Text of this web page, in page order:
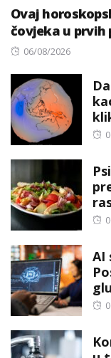
Ovaj
čovjeka u
Posted
06/08/2026
AI